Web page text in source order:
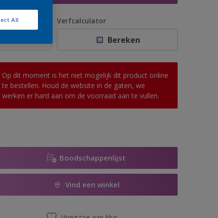
Verfcalculator
Bereken
Op dit moment is het niet mogelijk dit product online
te bestellen. Houd de website in de gaten, we
werken er hard aan om de voorraad aan te vullen.
Boodschappenlijst
Vind een winkel
All